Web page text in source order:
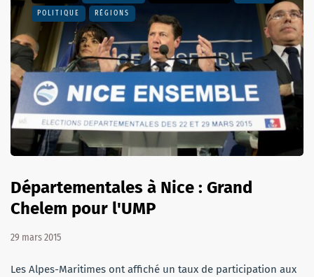
POLITIQUE RÉGIONS
Départementales à Nice : Grand
Chelem pour l'UMP
29 mars 2015
Les Alpes-Maritimes ont affiché un taux de participation aux